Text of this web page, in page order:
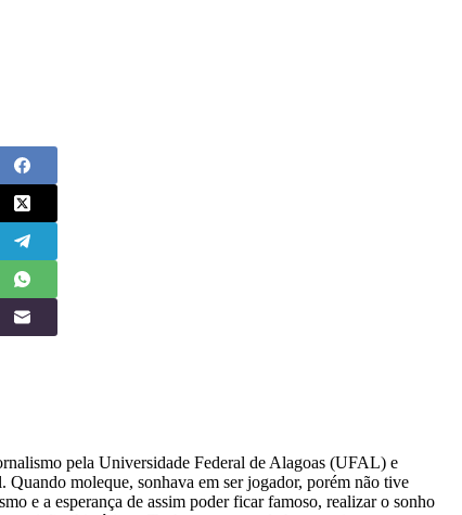
pela Universidade Federal de Alagoas (UFAL) e
moleque, sonhava em ser jogador, porém não tive
e a esperança de assim poder ficar famoso, realizar o sonho